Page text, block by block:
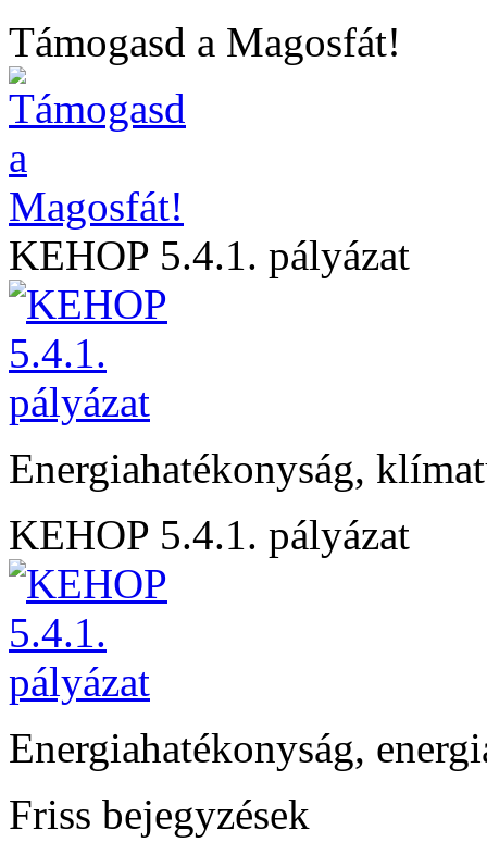
Támogasd a Magosfát!
KEHOP 5.4.1. pályázat
Energiahatékonyság,
KEHOP 5.4.1. pályázat
Energiahatékonyság,
Friss bejegyzések